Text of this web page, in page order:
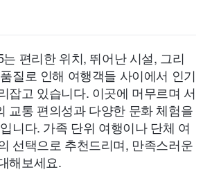
편리한 위치, 뛰어난 시설, 그리
질로 인해 여행객들 사이에서 인기
잡고 있습니다. 이곳에 머무르며 서
교통 편의성과 다양한 문화 체험을
니다. 가족 단위 여행이나 단체 여
선택으로 추천드리며, 만족스러운
해보세요.